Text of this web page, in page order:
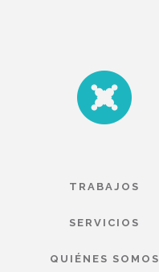
TRABAJOS
SERVICIOS
QUIÉNES SOMOS